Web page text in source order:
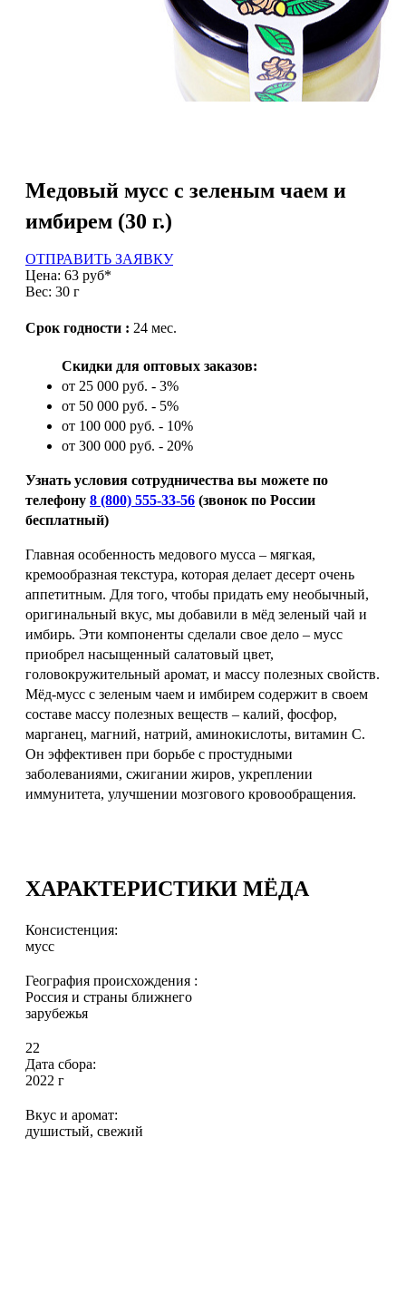
Медовый мусс с зеленым чаем и
имбирем (30 г.)
ОТПРАВИТЬ ЗАЯВКУ
Цена: 63 руб*
Вес: 30 г
Срок годности : 24 мес.
Скидки для оптовых заказов:
от 25 000 руб. - 3%
от 50 000 руб. - 5%
от 100 000 руб. - 10%
от 300 000 руб. - 20%
Узнать условия сотрудничества вы можете по
телефону 8 (800) 555-33-56 (звонок по России
бесплатный)
Главная особенность медового мусса – мягкая,
кремообразная текстура, которая делает десерт очень
аппетитным. Для того, чтобы придать ему необычный,
оригинальный вкус, мы добавили в мёд зеленый чай и
имбирь. Эти компоненты сделали свое дело – мусс
приобрел насыщенный салатовый цвет,
головокружительный аромат, и массу полезных свойств.
Мёд-мусс с зеленым чаем и имбирем содержит в своем
составе массу полезных веществ – калий, фосфор,
марганец, магний, натрий, аминокислоты, витамин С.
Он эффективен при борьбе с простудными
заболеваниями, сжигании жиров, укреплении
иммунитета, улучшении мозгового кровообращения.
ХАРАКТЕРИСТИКИ МЁДА
Консистенция:
мусс
География происхождения :
Россия и страны ближнего
зарубежья
22
Дата сбора:
2022 г
Вкус и аромат:
душистый, свежий